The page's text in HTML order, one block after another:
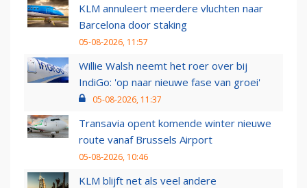
KLM annuleert meerdere vluchten naar
Barcelona door staking
05-08-2026, 11:57
Willie Walsh neemt het roer over bij
IndiGo: 'op naar nieuwe fase van groei'
05-08-2026, 11:37
Transavia opent komende winter nieuwe
route vanaf Brussels Airport
05-08-2026, 10:46
KLM blijft net als veel andere